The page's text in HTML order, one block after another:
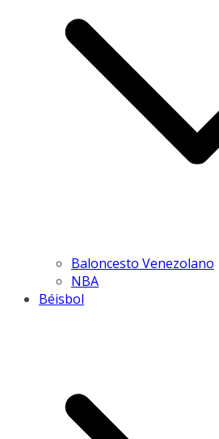
Baloncesto Venezolano
NBA
Béisbol